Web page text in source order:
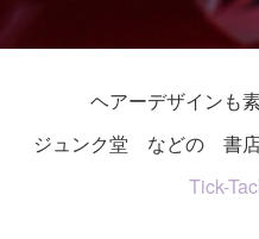
ヘアーデザインも
ジュンク堂 などの 書店
Tick-